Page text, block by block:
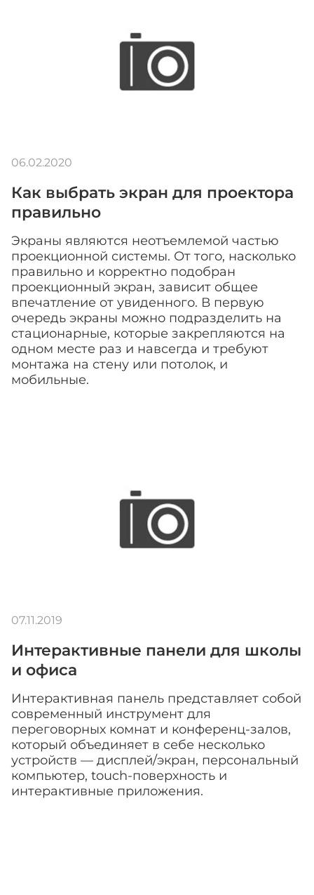
Как выбрать экран для проектора
правильно
Экраны являются неотъемлемой частью
проекционной системы. От того, насколько
правильно и корректно подобран
проекционный экран, зависит общее
впечатление от увиденного. В первую
очередь экраны можно подразделить на
стационарные, которые закрепляются на
одном месте раз и навсегда и требуют
монтажа на стену или потолок, и
мобильные.
06.02.2020
Интерактивные панели для школы
и офиса
Интерактивная панель представляет собой
современный инструмент для
переговорных комнат и конференц-залов,
который объединяет в себе несколько
устройств — дисплей/экран, персональный
компьютер, touch-поверхность и
интерактивные приложения.
07.11.2019